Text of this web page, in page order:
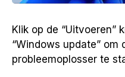
Klik op de “Uitvoeren”
“Windows update” om
probleemoplosser te